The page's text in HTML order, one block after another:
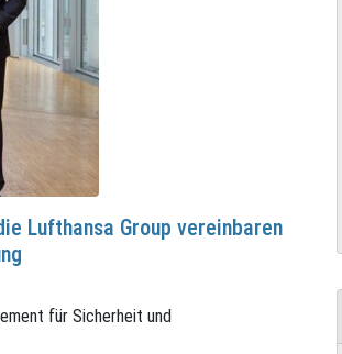
Lufthansa Group vereinbaren
für Sicherheit und